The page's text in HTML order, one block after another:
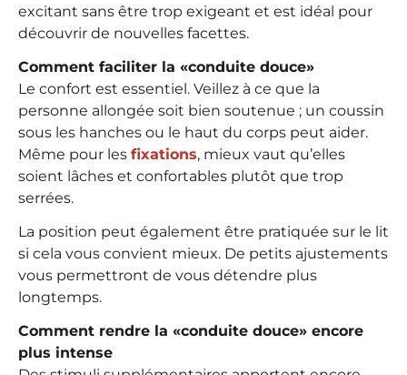
excitant sans être trop exigeant et est idéal pour
découvrir de nouvelles facettes.
Comment faciliter la «conduite douce»
Le confort est essentiel. Veillez à ce que la
personne allongée soit bien soutenue ; un coussin
sous les hanches ou le haut du corps peut aider.
Même pour les fixations, mieux vaut qu’elles
soient lâches et confortables plutôt que trop
serrées.
La position peut également être pratiquée sur le lit
si cela vous convient mieux. De petits ajustements
vous permettront de vous détendre plus
longtemps.
Comment rendre la «conduite douce» encore
plus intense